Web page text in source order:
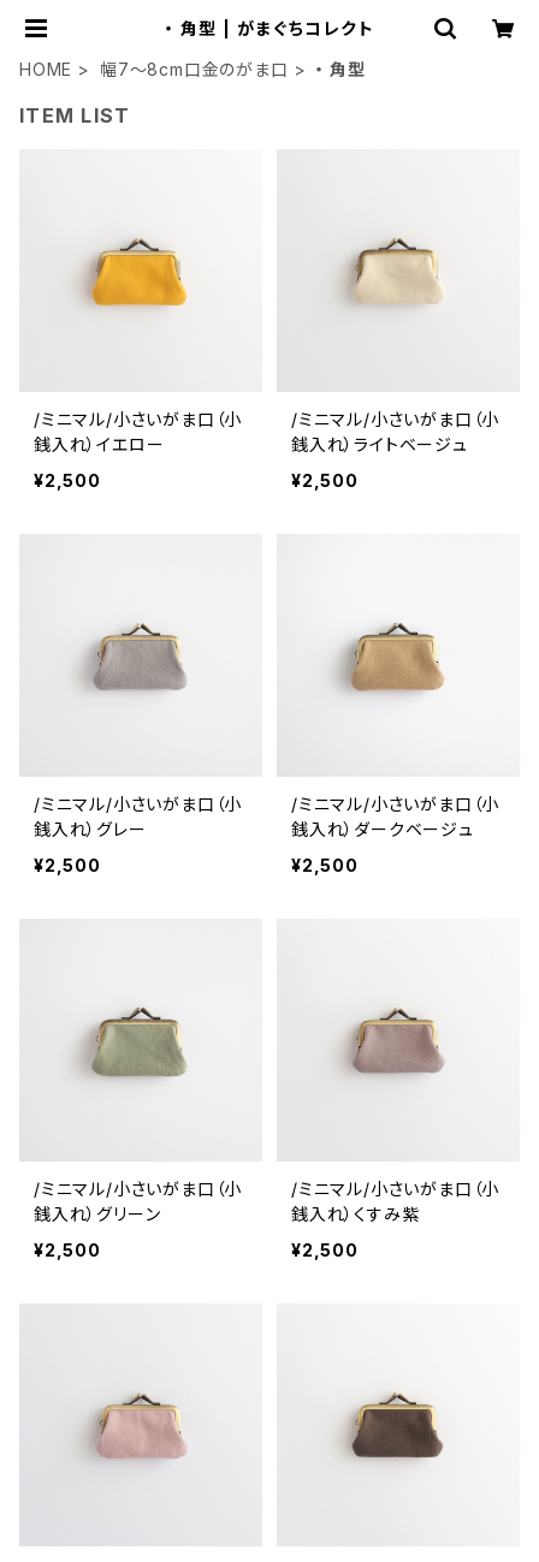
・ 角型 | がまぐちコレクト
HOME
幅7～8cm口金のがま口 ・ 角型
ITEM LIST
/ミニマル/小さいがま口（小
銭入れ）イエロー
¥2,500
/ミニマル/小さいがま口（小
銭入れ）ライトベージュ
¥2,500
/ミニマル/小さいがま口（小
銭入れ）グレー
¥2,500
/ミニマル/小さいがま口（小
銭入れ）ダークベージュ
¥2,500
/ミニマル/小さいがま口（小
銭入れ）グリーン
¥2,500
/ミニマル/小さいがま口（小
銭入れ）くすみ紫
¥2,500